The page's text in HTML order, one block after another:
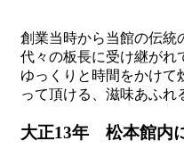
創業当時から当館の伝統
代々の板長に受け継がれ
ゆっくりと時間をかけて
って頂ける、滋味あふれ
大正13年 松本館内